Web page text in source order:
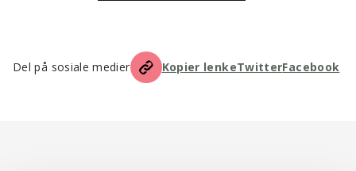
Del på sosiale medier Kopier lenkeTwitterFacebook